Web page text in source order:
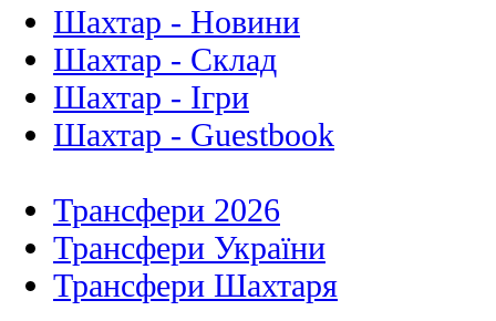
Шахтар - Новини
Шахтар - Склад
Шахтар - Ігри
Шахтар - Guestbook
Трансфери 2026
Трансфери України
Трансфери Шахтаря